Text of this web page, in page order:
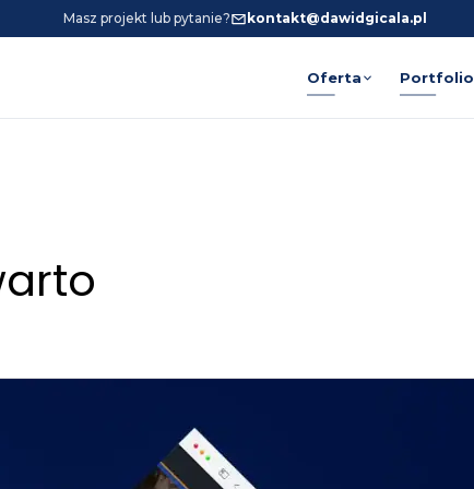
Masz projekt lub pytanie? kontakt@dawidgicala.pl
Oferta Portfolio